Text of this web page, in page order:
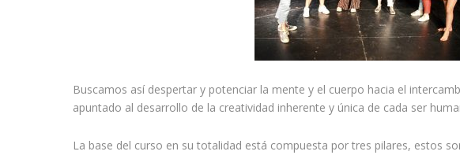
Buscamos así despertar y potenciar la mente y el cuerpo hacia el
apuntado al desarrollo de la creatividad inherente y única de cada ser
La base del curso en su totalidad está compuesta por tres pilares, estos